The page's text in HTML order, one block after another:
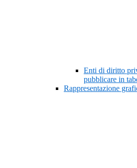
Enti di diritto
pubblicare in
Rappresentazione